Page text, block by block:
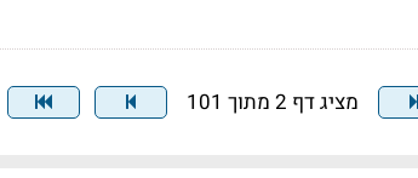
מציג דף 2 מתוך 101